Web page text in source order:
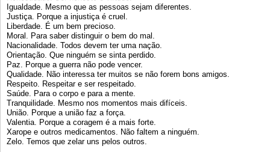
Igualdade. Mesmo que as pessoas sejam diferentes.
Justiça. Porque a injustiça é cruel.
Liberdade. É um bem precioso.
Moral. Para saber distinguir o bem do mal.
Nacionalidade. Todos devem ter uma nação.
Orientação. Que ninguém se sinta perdido.
Paz. Porque a guerra não pode vencer.
Qualidade. Não interessa ter muitos se não forem bons amigos.
Respeito. Respeitar e ser respeitado.
Saúde. Para o corpo e para a mente.
Tranquilidade. Mesmo nos momentos mais difíceis.
União. Porque a união faz a força.
Valentia. Porque a coragem é a mais forte.
Xarope e outros medicamentos. Não faltem a ninguém.
Zelo. Temos que zelar uns pelos outros.